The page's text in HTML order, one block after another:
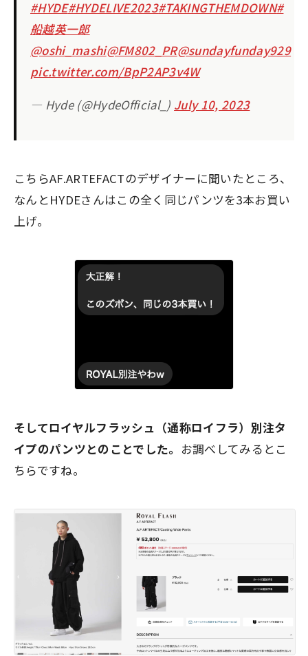
#HYDE#HYDELIVE2023#TAKINGTHEMDOWN#
船越英一郎
@oshi_mashi@FM802_PR@sundayfunday929
pic.twitter.com/BpP2AP3v4W
— Hyde (@HydeOfficial_) July 10, 2023
こちらAF.ARTEFACTのデザイナーに聞いたところ、
なんとHYDEさんはこの全く同じパンツを3本お買い
上げ。
そしてロイヤルフラッシュ（通称ロイフラ）別注タ
イプのパンツとのことでした。 お調べしてみるとこ
ちらですね。